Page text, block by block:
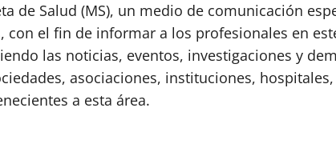
de Salud (MS), un medio de comunicación
con el fin de informar a los profesionales en
las noticias, eventos, investigaciones y
asociaciones, instituciones,
a esta área.